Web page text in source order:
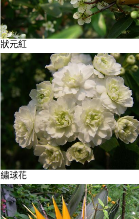
狀元紅
繡球花